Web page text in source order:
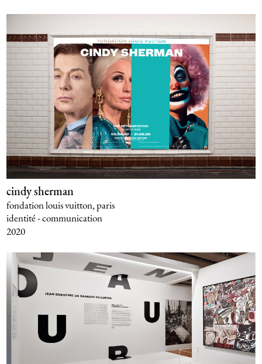
cindy sherman
fondation louis vuitton, paris
identité - communication
2020